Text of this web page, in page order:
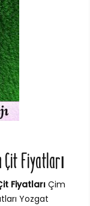
Çit Fiyatları
Fiyatları Çim
Yozgat